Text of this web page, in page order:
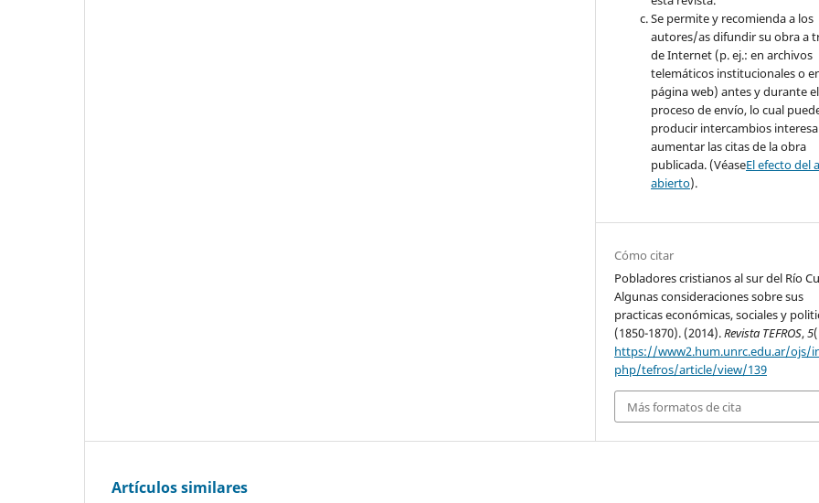
Se permite y recomienda a los
autores/as difundir su obra a
de Internet (p. ej.: en archivos
telemáticos institucionales o
página web) antes y durante el
proceso de envío, lo cual
producir intercambios
aumentar las citas de la obra
publicada. (VéaseEl efecto del
abierto).
Cómo citar
Pobladores cristianos al sur del Río
Algunas consideraciones sobre sus
practicas económicas, sociales y
(1850-1870). (2014).Revista TEFROS,5
https://www2.hum.unrc.edu.ar/ojs/
php/tefros/article/view/139
Más formatos de cita
Artículos similares